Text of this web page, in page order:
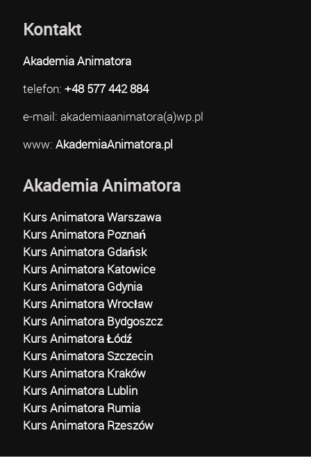
Kontakt
Akademia Animatora
telefon: +48 577 442 884
e-mail: akademiaanimatora(a)wp.pl
www: AkademiaAnimatora.pl
Akademia Animatora
Kurs Animatora Warszawa
Kurs Animatora Poznań
Kurs Animatora Gdańsk
Kurs Animatora Katowice
Kurs Animatora Gdynia
Kurs Animatora Wrocław
Kurs Animatora Bydgoszcz
Kurs Animatora Łódź
Kurs Animatora Szczecin
Kurs Animatora Kraków
Kurs Animatora Lublin
Kurs Animatora Rumia
Kurs Animatora Rzeszów